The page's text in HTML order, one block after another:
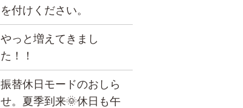
を付けください。
やっと増えてきまし
た！！
振替休日モードのおしら
せ。夏季到来🌞休日も午